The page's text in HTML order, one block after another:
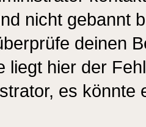
nicht gebannt
deinen
liegt hier der
es könnte